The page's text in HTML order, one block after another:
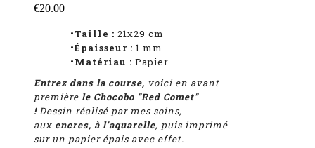
€20.00
•Taille : 21x29 cm
•Épaisseur : 1 mm
•Matériau : Papier
Entrez dans la course, voici en avant
première le Chocobo "Red Comet"
!Dessin réalisé par mes soins,
aux encres, à l'aquarelle, puis imprimé
sur un papier épais avec effet.